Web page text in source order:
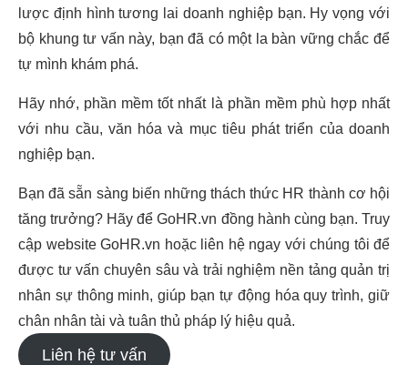
lược định hình tương lai doanh nghiệp bạn. Hy vọng với
bộ khung tư vấn này, bạn đã có một la bàn vững chắc để
tự mình khám phá.
Hãy nhớ, phần mềm tốt nhất là phần mềm phù hợp nhất
với nhu cầu, văn hóa và mục tiêu phát triển của doanh
nghiệp bạn.
Bạn đã sẵn sàng biến những thách thức HR thành cơ hội
tăng trưởng? Hãy để GoHR.vn đồng hành cùng bạn. Truy
cập website GoHR.vn hoặc liên hệ ngay với chúng tôi để
được tư vấn chuyên sâu và trải nghiệm nền tảng quản trị
nhân sự thông minh, giúp bạn tự động hóa quy trình, giữ
chân nhân tài và tuân thủ pháp lý hiệu quả.
Liên hệ tư vấn